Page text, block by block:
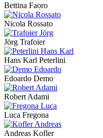
Bettina Faoro
Nicola Rossato
Jörg Trafoier
Hans Karl Peterlini
Edoardo Demo
Robert Adami
Luca Fregona
Andreas Kofler